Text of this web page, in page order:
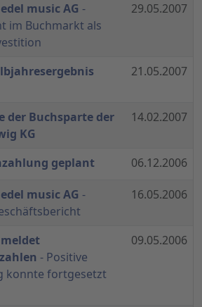
music AG -
im Buchmarkt als
29.05.2007
21.05.2007
der Buchsparte der
KG
14.02.2007
geplant 06.12.2006
music AG -
16.05.2006
- Positive
konnte fortgesetzt
09.05.2006